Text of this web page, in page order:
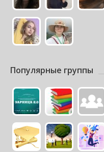
Популярные группы